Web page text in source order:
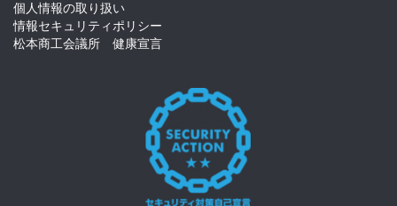
個人情報の取り扱い
情報セキュリティポリシー
松本商工会議所 健康宣言